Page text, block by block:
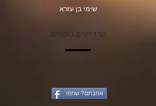
שימי בן עזרא
קרדיטים נוספים
אהבתם? שתפו